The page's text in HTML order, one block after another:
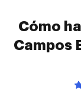
Cómo
Campos